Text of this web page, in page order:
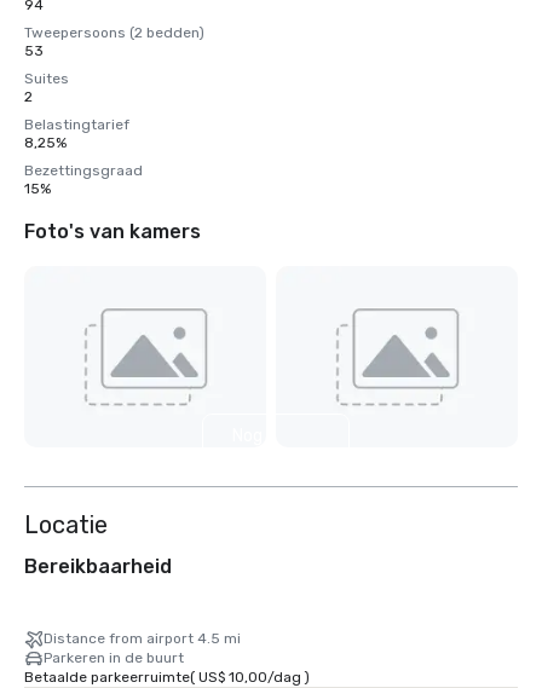
94
Tweepersoons (2 bedden)
53
Suites
2
Belastingtarief
8,25%
Bezettingsgraad
15%
Foto's van kamers
Locatie
Bereikbaarheid
Distance from airport 4.5 mi
Parkeren in de buurt
Betaalde parkeerruimte( US$ 10,00/dag )